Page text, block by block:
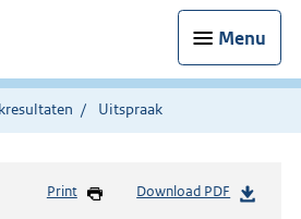
Menu
Uitspraak
Print Download PDF